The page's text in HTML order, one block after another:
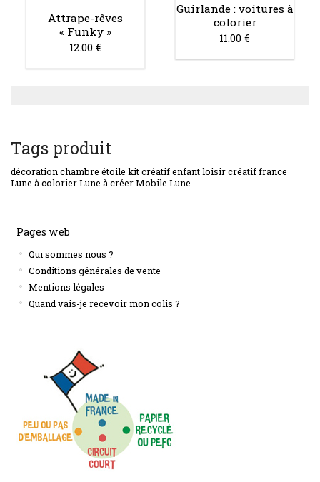
Attrape-rêves
« Funky »
12.00 €
Guirlande : voitures à
colorier
11.00 €
Tags produit
décoration chambre étoile kit créatif enfantloisir créatif france
Lune à colorierLune à créerMobile Lune
Pages web
Qui sommes nous ?
Conditions générales de vente
Mentions légales
Quand vais-je recevoir mon colis ?